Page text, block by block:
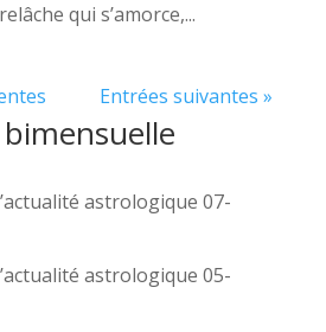
qui s’amorce,...
Entrées suivantes »
astrologique 07-
astrologique 05-